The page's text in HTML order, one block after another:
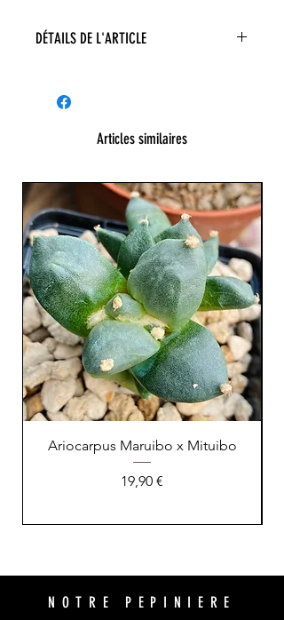
DÉTAILS DE L'ARTICLE
Articles similaires
Ariocarpus Maruibo x Mituibo
Prix
19,90 €
NOTRE PEPINIERE